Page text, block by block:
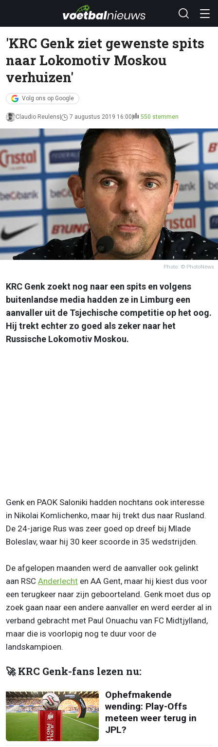
'KRC Genk ziet gewenste spits
naar Lokomotiv Moskou
verhuizen'
Volg ons op Google
Claudio Reulens 7 augustus 2019 16:00 550 stemmen
Photo: © PhotoNews
KRC Genk zoekt nog naar een spits en volgens
buitenlandse media hadden ze in Limburg een
aanvaller uit de Tsjechische competitie op het oog.
Hij trekt echter zo goed als zeker naar het
Russische Lokomotiv Moskou.
Genk en PAOK Saloniki hadden nochtans ook interesse
in Nikolai Komlichenko, maar hij trekt dus naar Rusland.
De 24-jarige Rus was zeer goed op dreef bij Mlade
Boleslav, waar hij 30 keer scoorde in 35 wedstrijden.
De afgelopen maanden werd de aanvaller ook gelinkt
aan RSC Anderlecht en AA Gent, maar hij kiest dus voor
een terugkeer naar zijn geboorteland. Genk moet dus op
zoek gaan naar een andere aanvaller en werd eerder al in
verband gebracht met Paul Onuachu van FC Midtjylland,
maar die is voorlopig nog te duur voor de
landskampioen.
🚀 KRC Genk-fans lezen nu:
Ophefmakende
wending: Play-Offs
meteen weer terug in
JPL?